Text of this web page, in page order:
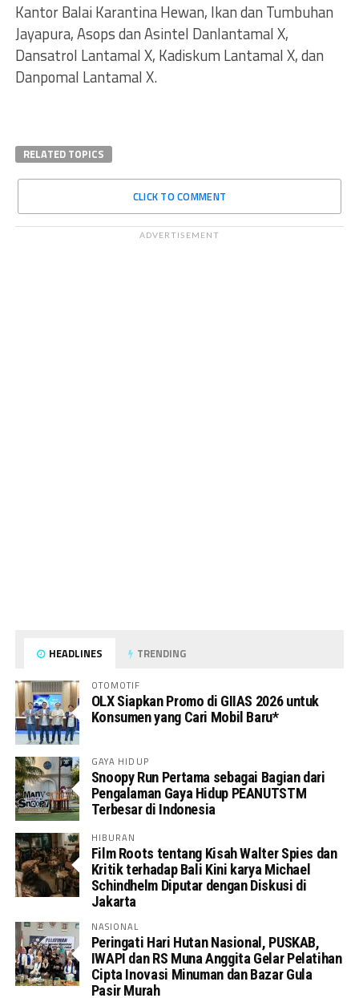
Kantor Balai Karantina Hewan, Ikan dan Tumbuhan
Jayapura, Asops dan Asintel Danlantamal X,
Dansatrol Lantamal X, Kadiskum Lantamal X, dan
Danpomal Lantamal X.
RELATED TOPICS
CLICK TO COMMENT
ADVERTISEMENT
HEADLINES TRENDING
OTOMOTIF
OLX Siapkan Promo di GIIAS 2026 untuk
Konsumen yang Cari Mobil Baru*
GAYA HIDUP
Snoopy Run Pertama sebagai Bagian dari
Pengalaman Gaya Hidup PEANUTSTM
Terbesar di Indonesia
HIBURAN
Film Roots tentang Kisah Walter Spies dan
Kritik terhadap Bali Kini karya Michael
Schindhelm Diputar dengan Diskusi di
Jakarta
NASIONAL
Peringati Hari Hutan Nasional, PUSKAB,
IWAPI dan RS Muna Anggita Gelar Pelatihan
Cipta Inovasi Minuman dan Bazar Gula
Pasir Murah